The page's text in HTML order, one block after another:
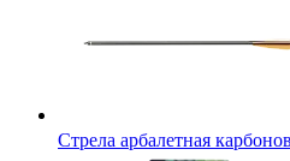
Стрела арбалетная